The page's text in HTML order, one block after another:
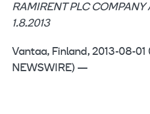
RAMIRENT PLC
1.8.2013
Vantaa, Finland, 2013-08-01
NEWSWIRE) —